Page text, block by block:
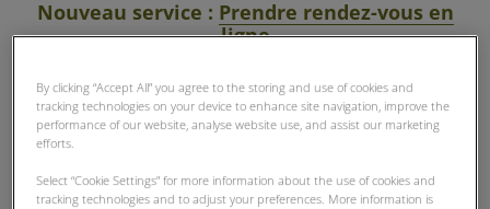
Nouveau service : Prendre rendez-vous en
ligne
By clicking “Accept All” you agree to the storing and use of cookies and
tracking technologies on your device to enhance site navigation, improve the
performance of our website, analyse website use, and assist our marketing
efforts.
Select “Cookie Settings” for more information about the use of cookies and
tracking technologies and to adjust your preferences. More information is